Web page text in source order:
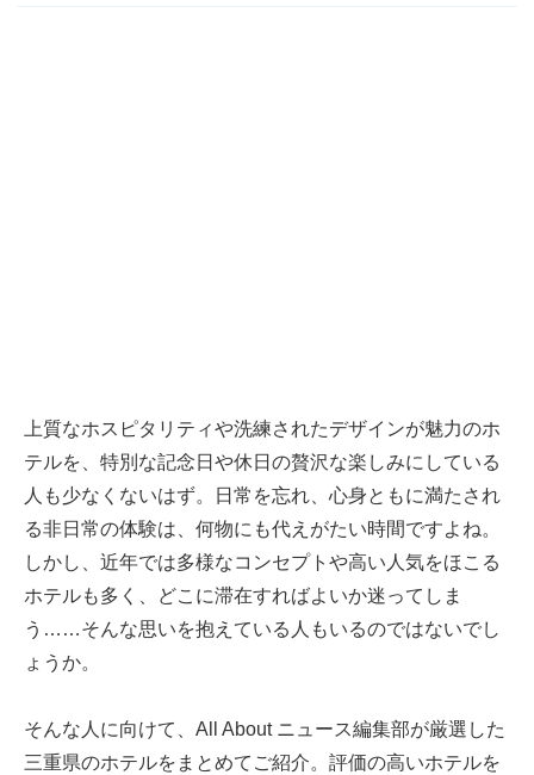
上質なホスピタリティや洗練されたデザインが魅力のホ
テルを、特別な記念日や休日の贅沢な楽しみにしている
人も少なくないはず。日常を忘れ、心身ともに満たされ
る非日常の体験は、何物にも代えがたい時間ですよね。
しかし、近年では多様なコンセプトや高い人気をほこる
ホテルも多く、どこに滞在すればよいか迷ってしま
う……そんな思いを抱えている人もいるのではないでし
ょうか。
そんな人に向けて、All About ニュース編集部が厳選した
三重県のホテルをまとめてご紹介。評価の高いホテルを